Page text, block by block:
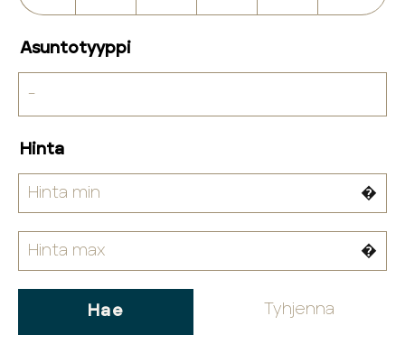
Asuntotyyppi
Hinta
�
�
Tyhjenna